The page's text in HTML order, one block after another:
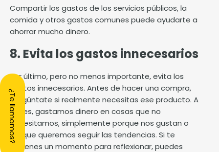
Compartir los gastos de los servicios públicos, la
comida y otros gastos comunes puede ayudarte a
ahorrar mucho dinero.
8. Evita los gastos innecesarios
Por último, pero no menos importante, evita los
gastos innecesarios. Antes de hacer una compra,
pregúntate si realmente necesitas ese producto. A
veces, gastamos dinero en cosas que no
necesitamos, simplemente porque nos gustan o
porque queremos seguir las tendencias. Si te
detienes un momento para reflexionar, puedes
¿Te llamamos?